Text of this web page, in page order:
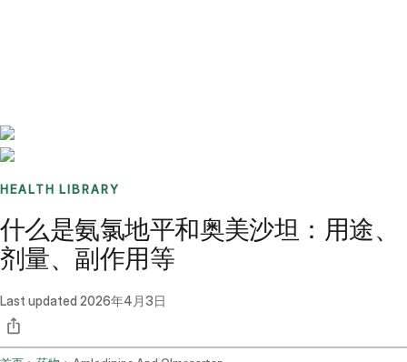
HEALTH LIBRARY
什么是氨氯地平和奥美沙坦：用途、
剂量、副作用等
Last updated 2026年4月3日